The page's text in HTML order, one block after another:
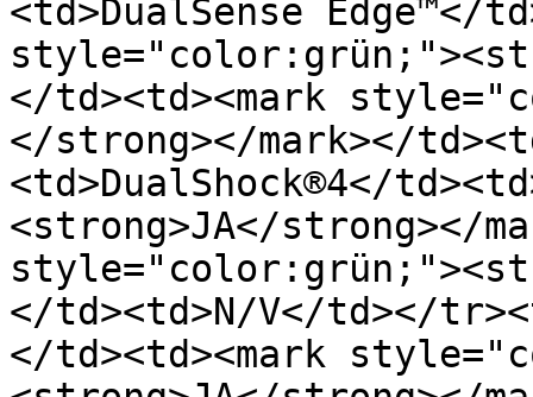
<td>DualSense Edge™</
</td><td><mark
</strong></mark></
<td>DualShock®4</
<strong>JA</strong></
</td><td>N/V</td></
</td><td><mark